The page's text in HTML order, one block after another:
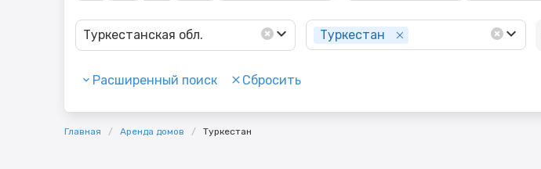
Туркестанская обл. Туркестан
Расширенный поиск Сбросить
Главная Аренда домов Туркестан